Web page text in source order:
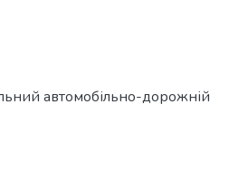
автомобільно-дорожній